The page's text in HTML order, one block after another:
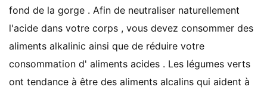
fond de la gorge . Afin de neutraliser naturellement
l'acide dans votre corps , vous devez consommer des
aliments alkalinic ainsi que de réduire votre
consommation d' aliments acides . Les légumes verts
ont tendance à être des aliments alcalins qui aident à